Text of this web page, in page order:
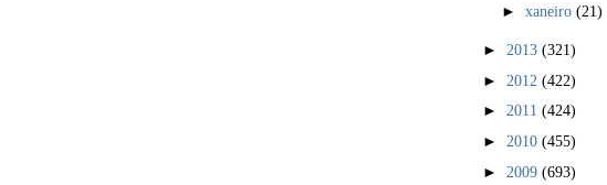
►xaneiro(21)
► 2013 (321)
► 2012 (422)
► 2011 (424)
► 2010 (455)
► 2009 (693)